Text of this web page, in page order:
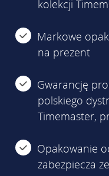
kolekcji
Markowe
na prezent
Gwarancję
polskiego
Timemaster,
Opakowanie
zabezpiecza